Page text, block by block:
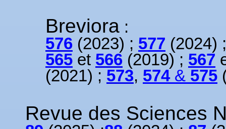
Breviora :
576 (2023) ; 577 (2024) ;
565 et 566 (2019) ; 567
(2021) ; 573, 574& 575
Revue des Sciences